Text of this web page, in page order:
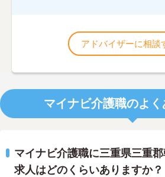
アドバイザーに相談
マイナビ介護職のよく
マイナビ介護職に三重県三重
求人はどのくらいありますか？